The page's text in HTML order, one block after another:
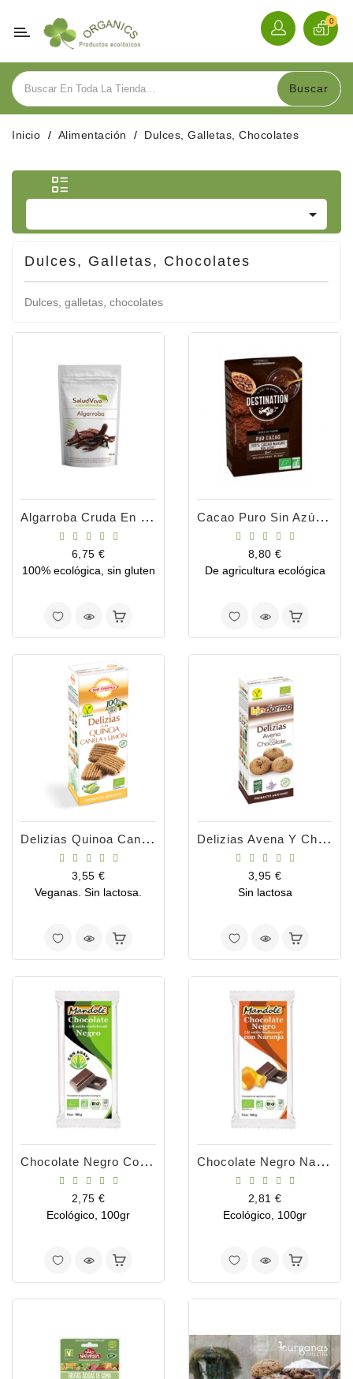
Categoría
Bebidas
Herbolario
Cosmética
Y
Nosotros
0
Buscar
Inicio Alimentación Dulces, Galletas, Chocolates

Dulces, Galletas, Chocolates
Dulces, galletas, chocolates
Algarroba Cruda En Polvo 250gr
Precio
6,75 €
100% ecológica, sin gluten
Cacao Puro Sin Azúcar 250g
Precio
8,80 €
De agricultura ecológica
Delizias Quinoa Canela Limon 125grs
Precio
3,55 €
Veganas. Sin lactosa.
Delizias Avena Y Chocolate S-G 125gr
Precio
3,95 €
Sin lactosa
Chocolate Negro Con Agave Bio
Precio
2,75 €
Ecológico, 100gr
Chocolate Negro Naranja Y Canela
Precio
2,81 €
Ecológico, 100gr